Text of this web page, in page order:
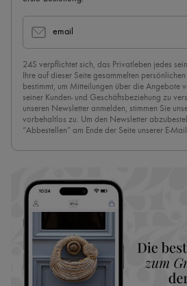
email
24S verpflichtet sich, das Privatleben jedes
Ihre auf dieser Seite gesammelten
bestimmt, um Mitteilungen über die Angebote
seiner Kunden- und Geschäftsbeziehung zu
unseren Newsletter anmelden, stimmen Sie
vorbehaltlos zu. Um den Newsletter
“Abbestellen” am Ende der Seite unserer E-